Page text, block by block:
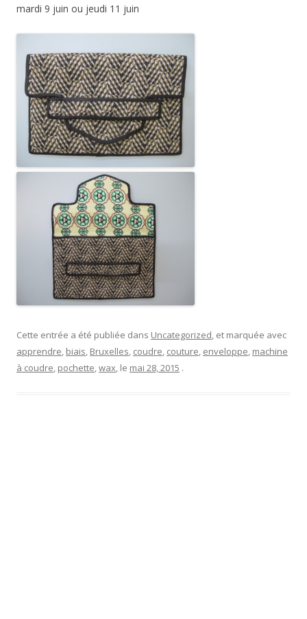
mardi 9 juin ou jeudi 11 juin
Cette entrée a été publiée dans Uncategorized, et marquée avec
apprendre, biais, Bruxelles, coudre, couture, enveloppe, machine
à coudre, pochette,wax, le mai 28, 2015 .